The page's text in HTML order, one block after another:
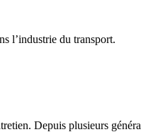
l’industrie du transport.
Depuis plusieurs